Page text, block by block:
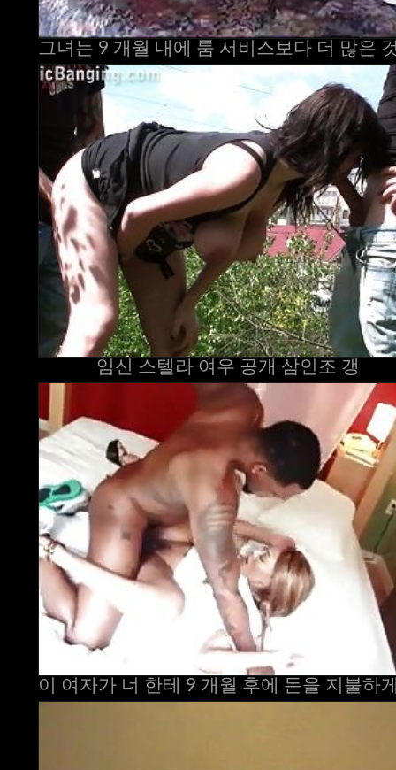
임신 스텔라 여우 공개 삼인조 갱